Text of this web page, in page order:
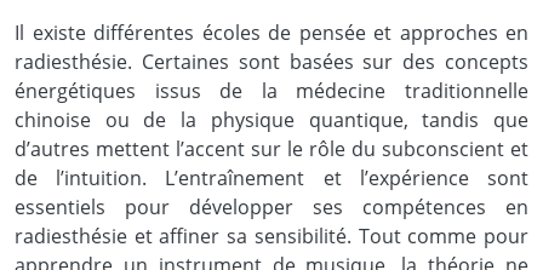
Il existe différentes écoles de pensée et approches en
radiesthésie. Certaines sont basées sur des concepts
énergétiques issus de la médecine traditionnelle
chinoise ou de la physique quantique, tandis que
d’autres mettent l’accent sur le rôle du subconscient et
de l’intuition. L’entraînement et l’expérience sont
essentiels pour développer ses compétences en
radiesthésie et affiner sa sensibilité. Tout comme pour